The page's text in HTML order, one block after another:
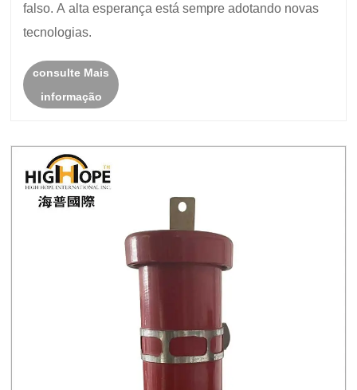
falso. A alta esperança está sempre adotando novas
tecnologias.
consulte Mais
informação